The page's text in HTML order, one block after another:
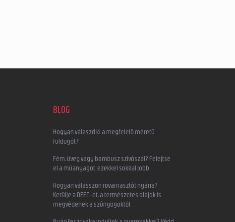
BLOG
Hogyan válaszd ki a megfelelő méretű
füldugót?
Fém, üveg vagy bambusz szívószál? Felejtse
el a műanyagot, ezekkel sokkal jobb
Hogyan válasszon rovarriasztót nyárra?
Kerülje a DEET-et, a természetes olajok is
megvédenek a szúnyogoktól